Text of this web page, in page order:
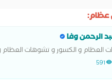
عظام:
الرحمن وفا
العظام و الكسور و تشوهات العظام
591